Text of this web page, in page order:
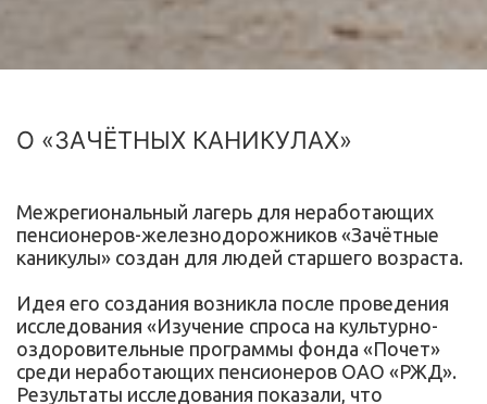
О «ЗАЧЁТНЫХ КАНИКУЛАХ»
Межрегиональный лагерь для неработающих
пенсионеров-железнодорожников «Зачётные
каникулы» создан для людей старшего возраста.
Идея его создания возникла после проведения
исследования «Изучение спроса на культурно-
оздоровительные программы фонда «Почет»
среди неработающих пенсионеров ОАО «РЖД».
Результаты исследования показали, что